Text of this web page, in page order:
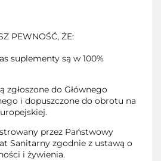
PEWNOŚĆ, ŻE:
suplementy są w 100%
zgłoszone do Głównego
i dopuszczone do obrotu na
przez Państwowy
Sanitarny zgodnie z ustawą o
i żywienia.